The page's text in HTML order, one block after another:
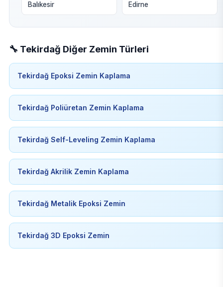
Balıkesir Edirne
🔧 Tekirdağ Diğer Zemin Türleri
Tekirdağ Epoksi Zemin Kaplama
Tekirdağ Poliüretan Zemin Kaplama
Tekirdağ Self-Leveling Zemin Kaplama
Tekirdağ Akrilik Zemin Kaplama
Tekirdağ Metalik Epoksi Zemin
Tekirdağ 3D Epoksi Zemin